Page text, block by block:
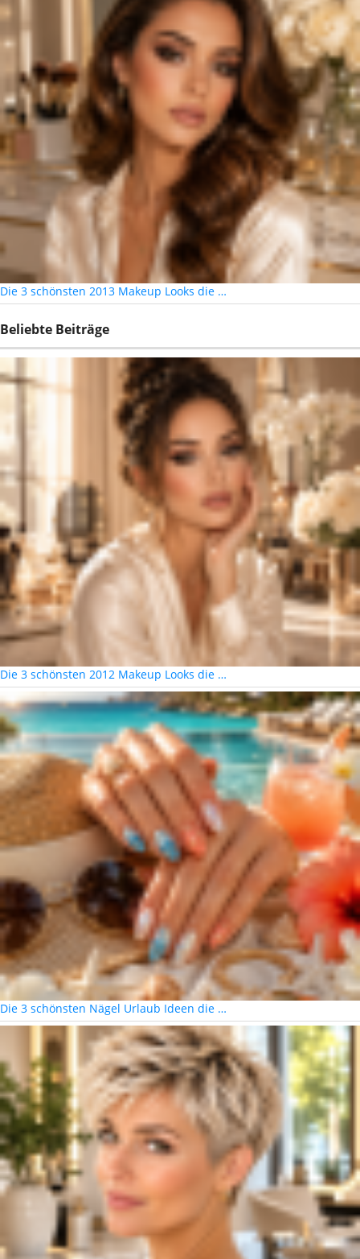
Die 3 schönsten 2013 Makeup Looks die …
Beliebte Beiträge
Die 3 schönsten 2012 Makeup Looks die …
Die 3 schönsten Nägel Urlaub Ideen die …